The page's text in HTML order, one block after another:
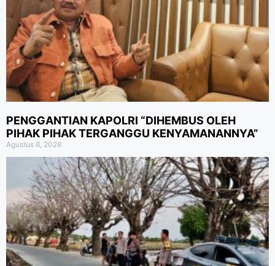
PENGGANTIAN KAPOLRI “DIHEMBUS OLEH
PIHAK PIHAK TERGANGGU KENYAMANANNYA”
Agustus 6, 2026